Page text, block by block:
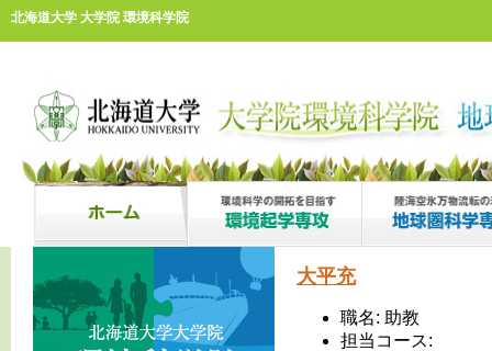
北海道大学 大学院 環境科学院
大平充
職名: 助教
担当コース: